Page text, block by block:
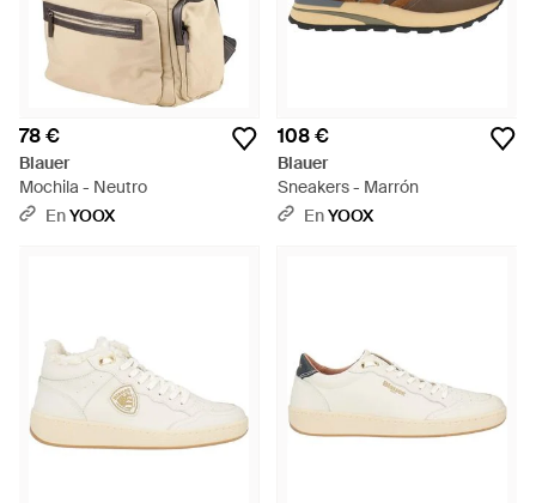
78 €
Blauer
Mochila - Neutro
EnYOOX
108 €
Blauer
Sneakers - Marrón
EnYOOX